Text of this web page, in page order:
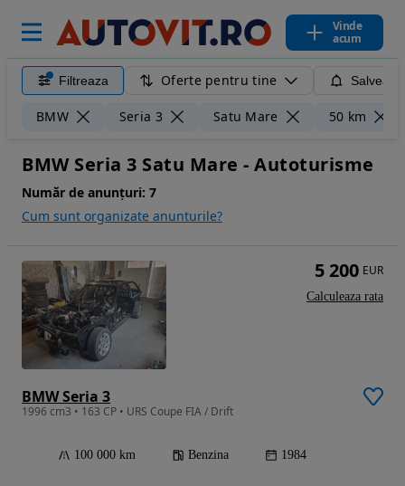
Vinde
acum
Filtreaza Oferte pentru tine
BMW Seria 3 Satu Mare 50 km
BMW Seria 3 Satu Mare - Autoturisme
Număr de anunțuri: 7
Cum sunt organizate anunturile?
BMW Seria 3
1996 cm3 • 163 CP • URS Coupe FIA / Drift
100 000 km Benzina 1984
5 200 EUR
Calculeaza rata